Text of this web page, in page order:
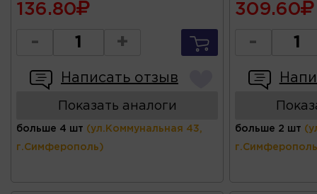
136.80
- +
Написать отзыв
Показать аналоги
больше 4 шт (ул.Коммунальная 43,
г.Симферополь)
309.60
-
больше 2 шт